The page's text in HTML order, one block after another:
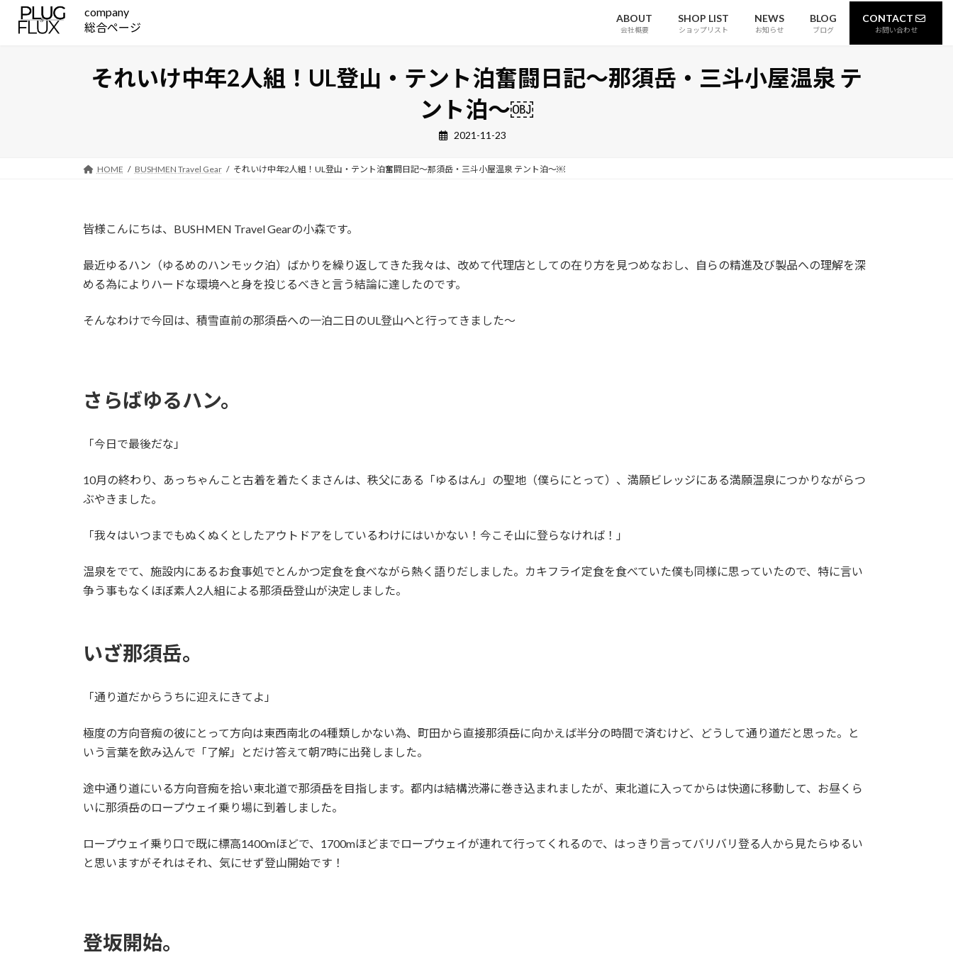
company
総合ページ
ABOUT
会社概要
SHOP LIST
ショップリスト
NEWS
お知らせ
BLOG
ブログ
CONTACT
お問い合わせ
それいけ中年2人組！UL登山・テント泊奮闘日記～那須岳・三斗小屋温泉 テ
ント泊～￼
2021-11-23
HOME BUSHMEN Travel Gear それいけ中年2人組！UL登山・テント泊奮闘日記～那須岳・三斗小屋温泉 テント泊～￼
皆様こんにちは、BUSHMEN Travel Gearの小森です。
最近ゆるハン（ゆるめのハンモック泊）ばかりを繰り返してきた我々は、改めて代理店としての在り方を見つめなおし、自らの精進及び製品への理解を深
める為によりハードな環境へと身を投じるべきと言う結論に達したのです。
そんなわけで今回は、積雪直前の那須岳への一泊二日のUL登山へと行ってきました～
さらばゆるハン。
「今日で最後だな」
10月の終わり、あっちゃんこと古着を着たくまさんは、秩父にある「ゆるはん」の聖地（僕らにとって）、満願ビレッジにある満願温泉につかりながらつ
ぶやきました。
「我々はいつまでもぬくぬくとしたアウトドアをしているわけにはいかない！今こそ山に登らなければ！」
温泉をでて、施設内にあるお食事処でとんかつ定食を食べながら熱く語りだしました。カキフライ定食を食べていた僕も同様に思っていたので、特に言い
争う事もなくほぼ素人2人組による那須岳登山が決定しました。
いざ那須岳。
「通り道だからうちに迎えにきてよ」
極度の方向音痴の彼にとって方向は東西南北の4種類しかない為、町田から直接那須岳に向かえば半分の時間で済むけど、どうして通り道だと思った。と
いう言葉を飲み込んで「了解」とだけ答えて朝7時に出発しました。
途中通り道にいる方向音痴を拾い東北道で那須岳を目指します。都内は結構渋滞に巻き込まれましたが、東北道に入ってからは快適に移動して、お昼くら
いに那須岳のロープウェイ乗り場に到着しました。
ロープウェイ乗り口で既に標高1400mほどで、1700mほどまでロープウェイが連れて行ってくれるので、はっきり言ってバリバリ登る人から見たらゆるい
と思いますがそれはそれ、気にせず登山開始です！
登坂開始。